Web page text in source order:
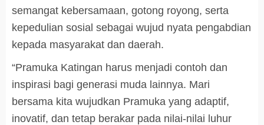
semangat kebersamaan, gotong royong, serta
kepedulian sosial sebagai wujud nyata pengabdian
kepada masyarakat dan daerah.
“Pramuka Katingan harus menjadi contoh dan
inspirasi bagi generasi muda lainnya. Mari
bersama kita wujudkan Pramuka yang adaptif,
inovatif, dan tetap berakar pada nilai-nilai luhur